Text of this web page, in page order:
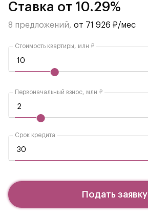
Ставка от 10.29%
8 предложений, от 71 926 ₽/мес
Стоимость квартиры, млн ₽
Первоначальный взнос, млн ₽
Срок кредита
Подать заявку